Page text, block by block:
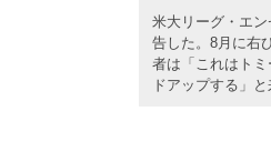
米大リーグ・エ
告した。8月に右
者は「これはト
ドアップする」